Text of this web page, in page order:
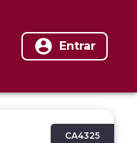
Entrar
CA4325